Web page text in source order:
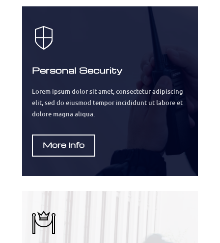
Personal Security
Lorem ipsum dolor sit amet, consectetur adipiscing
elit, sed do eiusmod tempor incididunt ut labore et
dolore magna aliqua.
More Info